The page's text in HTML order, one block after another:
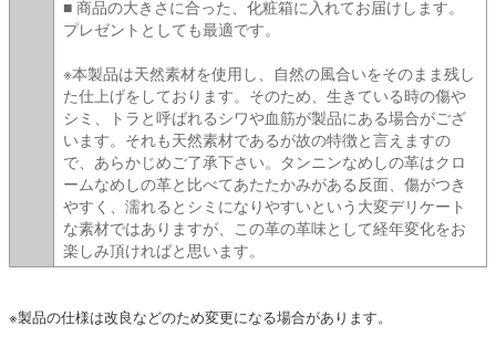
■ 商品の大きさに合った、化粧箱に入れてお届けします。
プレゼントとしても最適です。
※本製品は天然素材を使用し、自然の風合いをそのまま残し
た仕上げをしております。そのため、生きている時の傷や
シミ、トラと呼ばれるシワや血筋が製品にある場合がござ
います。それも天然素材であるが故の特徴と言えますの
で、あらかじめご了承下さい。タンニンなめしの革はクロ
ームなめしの革と比べてあたたかみがある反面、傷がつき
やすく、濡れるとシミになりやすいという大変デリケート
な素材ではありますが、この革の革味として経年変化をお
楽しみ頂ければと思います。
※製品の仕様は改良などのため変更になる場合があります。